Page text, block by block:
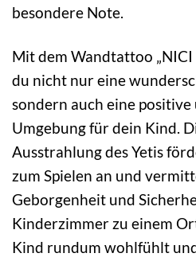
besondere Note.
Mit dem Wandtattoo „NICI
du nicht nur eine
sondern auch eine
Umgebung für dein Kind.
Ausstrahlung des Yetis
zum Spielen an und
Geborgenheit und
Kinderzimmer zu einem
Kind rundum wohlfühlt